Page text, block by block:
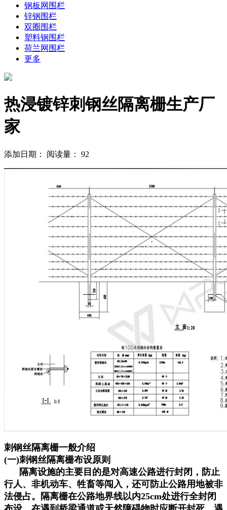
钢板网围栏
锌钢围栏
双圈围栏
塑料钢围栏
荷兰网围栏
更多
热浸镀锌刺钢丝隔离栅生产厂
家
添加日期： 阅读量： 92
刺钢丝隔离栅一般介绍
(一)刺钢丝隔离栅布设原则
隔离设施的主要目的是对高速公路进行封闭，防止
行人、非机动车、牲畜等闯入，还可防止公路用地被非
法侵占。隔离栅在公路地界线以内25cm处进行全封闭